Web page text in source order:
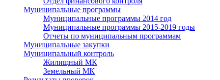
Муниципальные программы
Муниципальные программы 2014 год
Муниципальные программы 2015-2019 годы
Отчеты по муниципальным программам
Муниципальные закупки
Муниципальный контроль
Жилищный МК
Земельный МК